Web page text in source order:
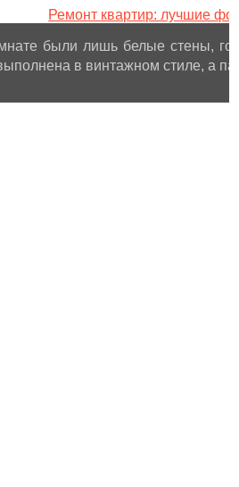
были лишь белые стены,
в винтажном стиле, а